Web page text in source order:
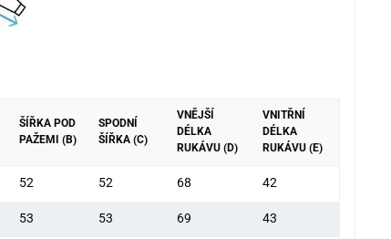
ŠÍŘKA POD
PAŽEMI (B)
SPODNÍ
ŠÍŘKA (C)
VNĚJŠÍ
DÉLKA
RUKÁVU (D)
VNITŘNÍ
DÉLKA
RUKÁVU (E)
52 52 68 42
53 53 69 43